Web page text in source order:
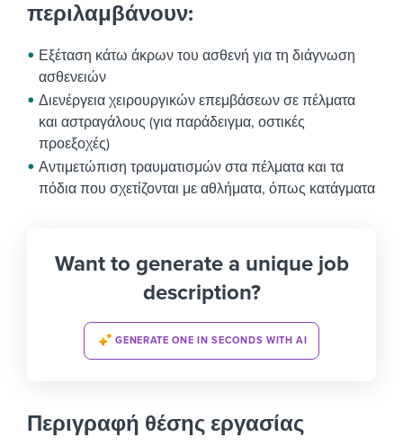
περιλαμβάνουν:
Εξέταση κάτω άκρων του ασθενή για τη διάγνωση
ασθενειών
Διενέργεια χειρουργικών επεμβάσεων σε πέλματα
και αστραγάλους (για παράδειγμα, οστικές
προεξοχές)
Αντιμετώπιση τραυματισμών στα πέλματα και τα
πόδια που σχετίζονται με αθλήματα, όπως κατάγματα
Want to generate a unique job
description?
GENERATE ONE IN SECONDS WITH AI
Περιγραφή θέσης εργασίας